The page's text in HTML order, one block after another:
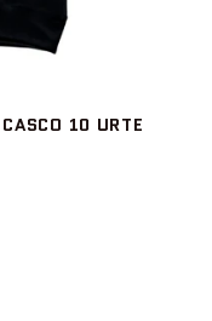
10 URTE